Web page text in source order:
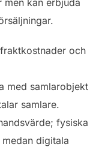
och
med samlarobjekt
samlare.
fysiska
digitala